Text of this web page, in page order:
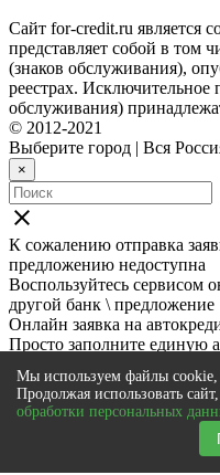
Сайт for-credit.ru является
представляет собой в том
(знаков обслуживания),
реестрах. Исключительное
обслуживания)
© 2012-2021
Выберите город | Вся
×
close
К сожалению отправка
предложению недоступна
Воспользуйтесь сервисом
другой банк \ предложение
Онлайн заявка на
Просто заполните единую
Подать онлайн заявку
close
Для подачи заявки
Мы используем файлы cookie,
Продолжая использовать
обработки персональных